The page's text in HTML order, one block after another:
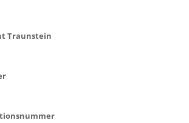
Traunstein